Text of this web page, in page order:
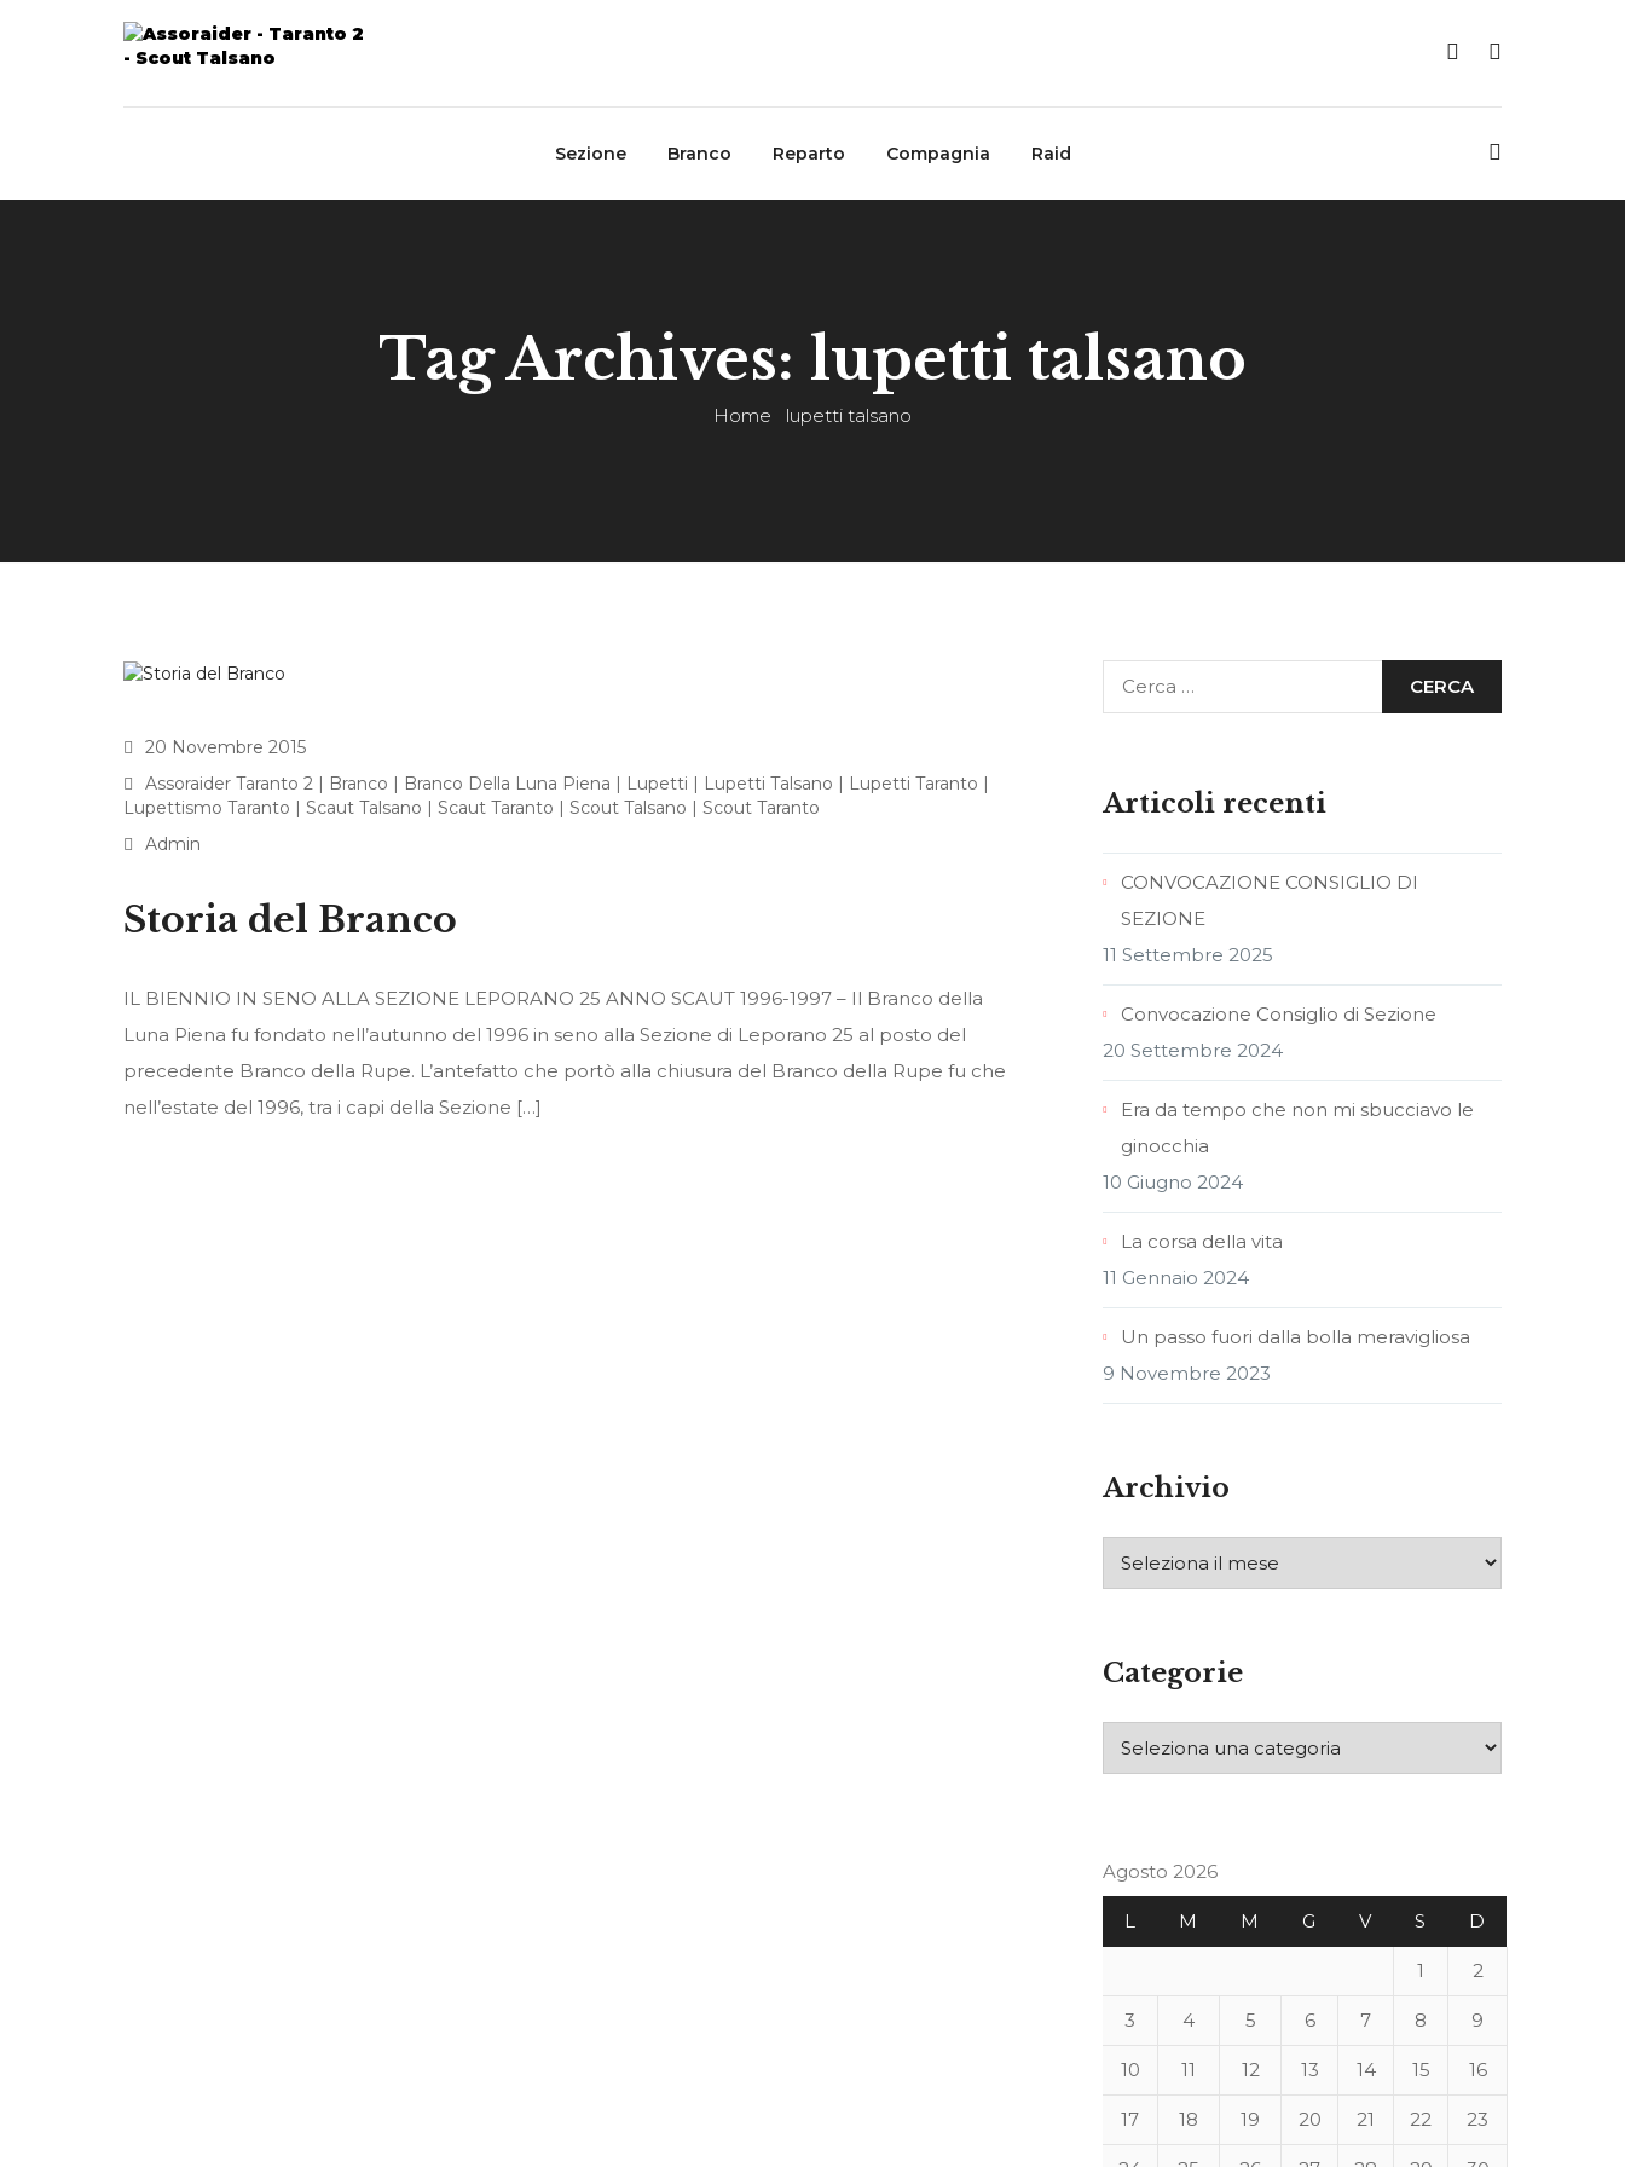
Sezione Branco Reparto Compagnia Raid
Tag Archives: lupetti talsano
Home lupetti talsano
20 Novembre 2015
Assoraider Taranto 2
Branco Branco Della Luna Piena Lupetti Lupetti Talsano Lupetti Taranto
Lupettismo Taranto
Scaut Talsano Scaut Taranto Scout Talsano
Scout Taranto
Admin
Storia del Branco
IL BIENNIO IN SENO ALLA SEZIONE LEPORANO 25 ANNO SCAUT 1996-1997 – Il Branco della
Luna Piena fu fondato nell’autunno del 1996 in seno alla Sezione di Leporano 25 al posto del
precedente Branco della Rupe. L’antefatto che portò alla chiusura del Branco della Rupe fu che
nell’estate del 1996, tra i capi della Sezione […]
Articoli recenti
CONVOCAZIONE CONSIGLIO DI
SEZIONE
11 Settembre 2025
Convocazione Consiglio di Sezione
20 Settembre 2024
Era da tempo che non mi sbucciavo le
ginocchia
10 Giugno 2024
La corsa della vita
11 Gennaio 2024
Un passo fuori dalla bolla meravigliosa
9 Novembre 2023
Archivio
Categorie
Agosto 2026
L M M G V S D
1 2
3 4 5 6 7 8 9
10 11 12 13 14 15 16
17 18 19 20 21 22 23